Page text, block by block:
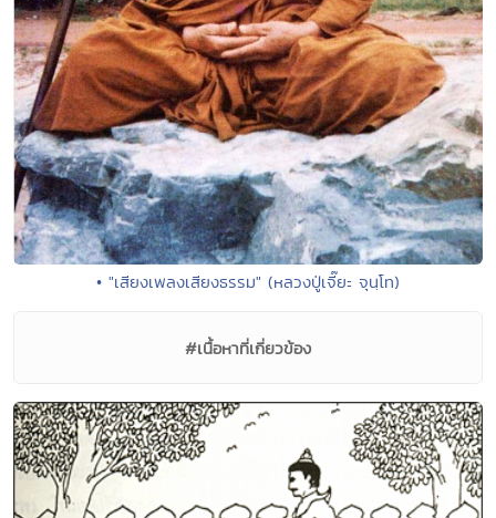
• "เสียงเพลงเสียงธรรม" (หลวงปู่เจี๊ยะ จุนฺโท)
#เนื้อหาที่เกี่ยวข้อง